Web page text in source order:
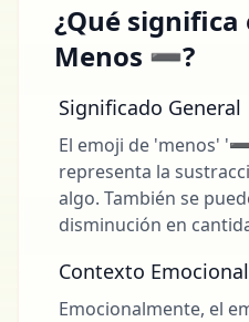
¿Qué significa
Menos ➖?
Significado General
El emoji de 'menos'
representa la
algo. También se
disminución en
Contexto Emocional
Emocionalmente, el